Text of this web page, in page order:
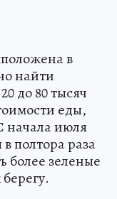
в
найти
до 80 тысяч
еды,
начала июля
полтора раза
более зеленые